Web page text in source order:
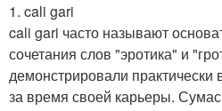
1. cali gari
cali gari часто называют
сочетания слов "эротика" и
демонстрировали практически
за время своей карьеры.